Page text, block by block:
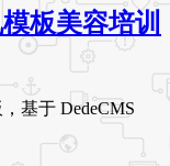
板美容培训
基于 DedeCMS